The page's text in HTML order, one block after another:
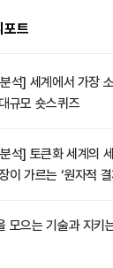
포트
석] 세계에서 가장
규모 숏스퀴즈
석] 토큰화 세계의
이 가르는 ‘원자적
모으는 기술과 지키